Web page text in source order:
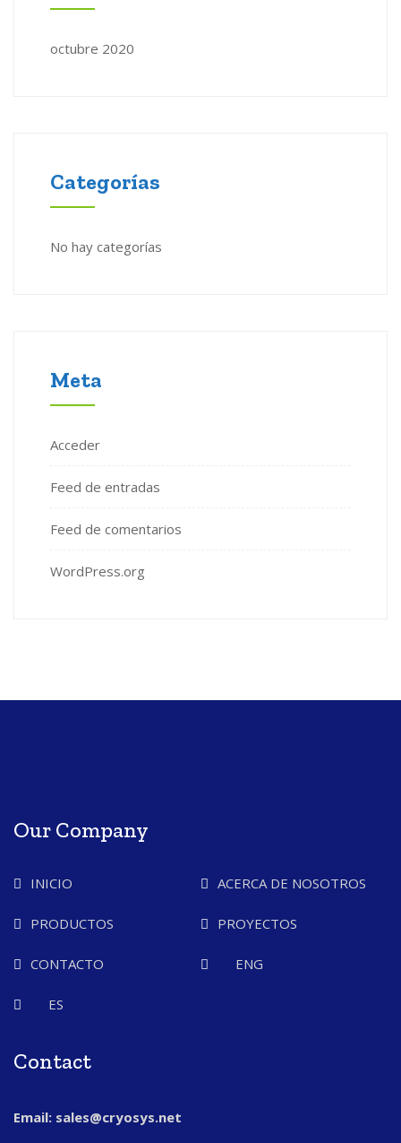
octubre 2020
Categorías
No hay categorías
Meta
Acceder
Feed de entradas
Feed de comentarios
WordPress.org
Our Company
INICIO ACERCA DE NOSOTROS
PRODUCTOS PROYECTOS
CONTACTO ENG
ES
Contact
Email: sales@cryosys.net